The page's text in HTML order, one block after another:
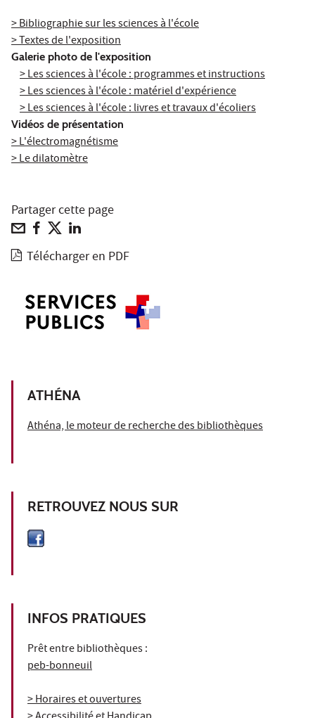
> Bibliographie sur les sciences à l'école
> Textes de l'exposition
Galerie photo de l'exposition
> Les sciences à l'école : programmes et instructions
> Les sciences à l'école : matériel d'expérience
> Les sciences à l'école : livres et travaux d'écoliers
Vidéos de présentation
> L'électromagnétisme
> Le dilatomètre
Partager cette page
Télécharger en PDF
ATHÉNA
Athéna, le moteur de recherche des bibliothèques
RETROUVEZ NOUS SUR
INFOS PRATIQUES
Prêt entre bibliothèques :
peb-bonneuil
> Horaires et ouvertures